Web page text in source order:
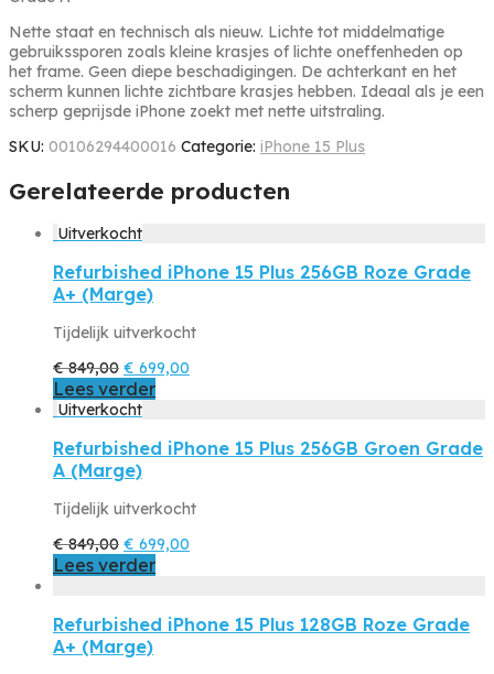
Nette staat en technisch als nieuw. Lichte tot middelmatige
gebruikssporen zoals kleine krasjes of lichte oneffenheden op
het frame. Geen diepe beschadigingen. De achterkant en het
scherm kunnen lichte zichtbare krasjes hebben. Ideaal als je een
scherp geprijsde iPhone zoekt met nette uitstraling.
SKU: 00106294400016 Categorie: iPhone 15 Plus
Gerelateerde producten
Refurbished iPhone 15 Plus 256GB Roze Grade
A+ (Marge)
Tijdelijk uitverkocht
€849,00 Oorspronkelijke
prijs
was:
€ 699,00
Lees verder
Refurbished iPhone 15 Plus 256GB Groen Grade
A (Marge)
Tijdelijk uitverkocht
€849,00 Oorspronkelijke
prijs
was:
€ 699,00
Lees verder
Refurbished iPhone 15 Plus 128GB Roze Grade
A+ (Marge)